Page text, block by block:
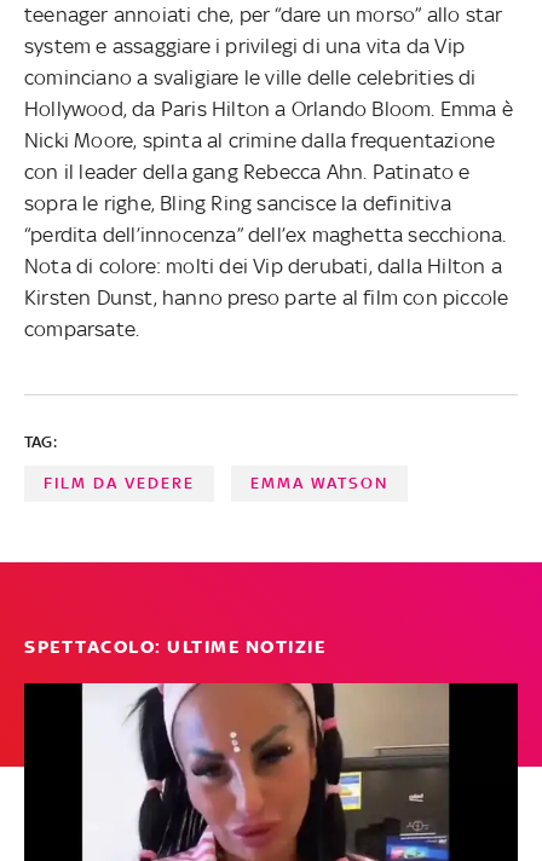
teenager annoiati che, per “dare un morso” allo star
system e assaggiare i privilegi di una vita da Vip
cominciano a svaligiare le ville delle celebrities di
Hollywood, da Paris Hilton a Orlando Bloom. Emma è
Nicki Moore, spinta al crimine dalla frequentazione
con il leader della gang Rebecca Ahn. Patinato e
sopra le righe, Bling Ring sancisce la definitiva
“perdita dell’innocenza” dell’ex maghetta secchiona.
Nota di colore: molti dei Vip derubati, dalla Hilton a
Kirsten Dunst, hanno preso parte al film con piccole
comparsate.
TAG:
FILM DA VEDERE EMMA WATSON
SPETTACOLO: ULTIME NOTIZIE